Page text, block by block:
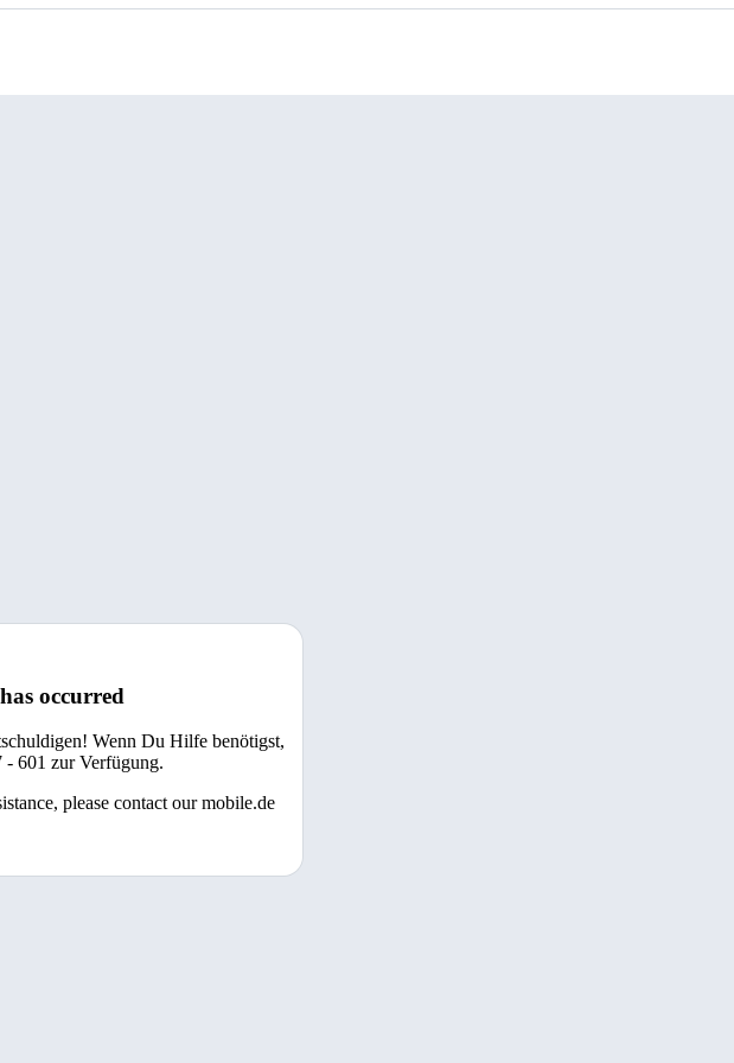
occurred
Wenn Du Hilfe benötigst,
- 601 zur Verfügung.
please contact our mobile.de